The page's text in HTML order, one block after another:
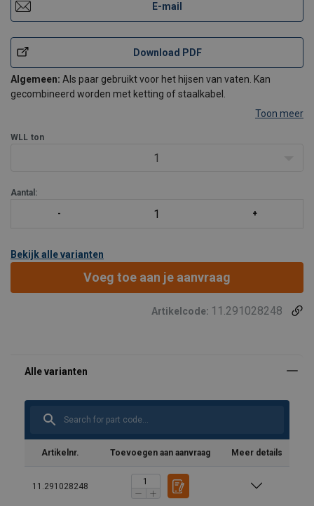
E-mail
Download PDF
Algemeen: Als paar gebruikt voor het hijsen van vaten. Kan
gecombineerd worden met ketting of staalkabel.
Toon meer
WLL ton
1
Aantal:
Bekijk alle varianten
Voeg toe aan je aanvraag
Artikelcode: 11.291028248
Artikelnr. Toevoegen aan aanvraag Meer details
11.291028248